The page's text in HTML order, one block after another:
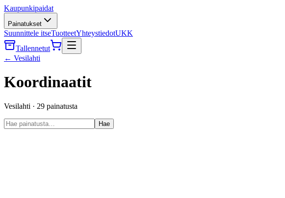
Kaupunkipaidat
Painatukset
Suunnittele itseTuotteetYhteystiedotUKK
Tallennetut
← Vesilahti
Koordinaatit
Vesilahti · 29 painatusta
Hae